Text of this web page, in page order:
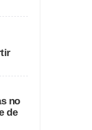
no
de